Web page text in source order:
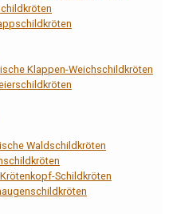
Klappen-Weichschildkröten
Waldschildkröten
Schildkröten